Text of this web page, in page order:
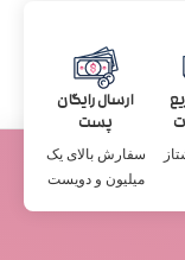
ارسال رایگان
پست
سفارش بالای یک
میلیون و دویست